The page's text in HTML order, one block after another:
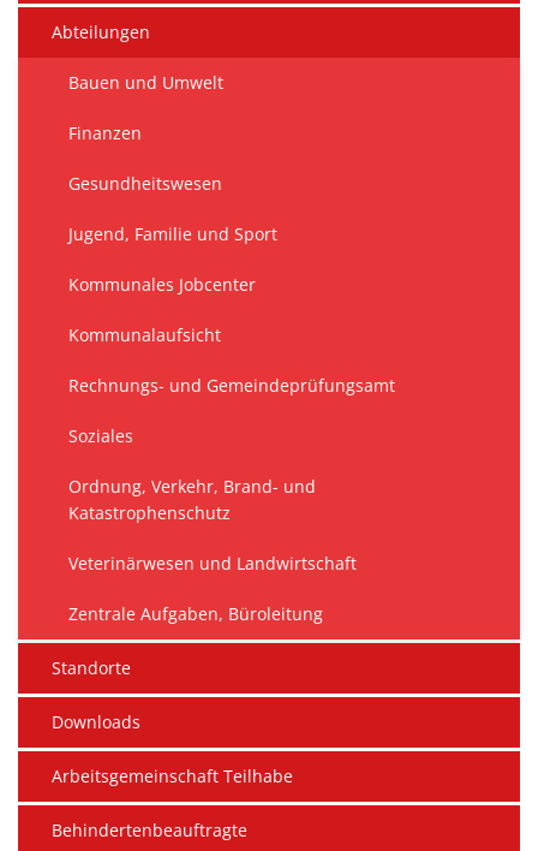
Abteilungen
Bauen und Umwelt
Finanzen
Gesundheitswesen
Jugend, Familie und Sport
Kommunales Jobcenter
Kommunalaufsicht
Rechnungs- und Gemeindeprüfungsamt
Soziales
Ordnung, Verkehr, Brand- und
Katastrophenschutz
Veterinärwesen und Landwirtschaft
Zentrale Aufgaben, Büroleitung
Standorte
Downloads
Arbeitsgemeinschaft Teilhabe
Behindertenbeauftragte